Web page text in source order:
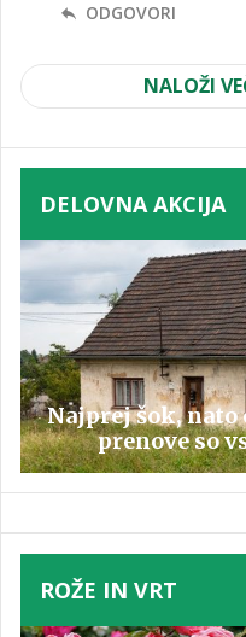
ODGOVORI
NALOŽI
DELOVNA AKCIJA
Najprej šok,
prenove so
ROŽE IN VRT